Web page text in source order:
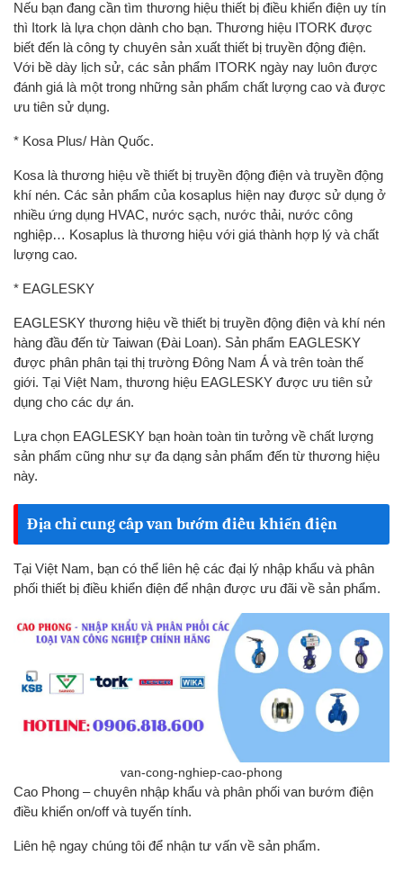
Nếu bạn đang cần tìm thương hiệu thiết bị điều khiển điện uy tín
thì Itork là lựa chọn dành cho bạn. Thương hiệu ITORK được
biết đến là công ty chuyên sản xuất thiết bị truyền động điện.
Với bề dày lịch sử, các sản phẩm ITORK ngày nay luôn được
đánh giá là một trong những sản phẩm chất lượng cao và được
ưu tiên sử dụng.
* Kosa Plus/ Hàn Quốc.
Kosa là thương hiệu về thiết bị truyền động điện và truyền động
khí nén. Các sản phẩm của kosaplus hiện nay được sử dụng ở
nhiều ứng dụng HVAC, nước sạch, nước thải, nước công
nghiệp… Kosaplus là thương hiệu với giá thành hợp lý và chất
lượng cao.
* EAGLESKY
EAGLESKY thương hiệu về thiết bị truyền động điện và khí nén
hàng đầu đến từ Taiwan (Đài Loan). Sản phẩm EAGLESKY
được phân phân tại thị trường Đông Nam Á và trên toàn thế
giới. Tại Việt Nam, thương hiệu EAGLESKY được ưu tiên sử
dụng cho các dự án.
Lựa chọn EAGLESKY bạn hoàn toàn tin tưởng về chất lượng
sản phẩm cũng như sự đa dạng sản phẩm đến từ thương hiệu
này.
Địa chỉ cung cấp van bướm điều khiển điện
Tại Việt Nam, bạn có thể liên hệ các đại lý nhập khẩu và phân
phối thiết bị điều khiển điện để nhận được ưu đãi về sản phẩm.
van-cong-nghiep-cao-phong
Cao Phong – chuyên nhập khẩu và phân phối van bướm điện
điều khiển on/off và tuyến tính.
Liên hệ ngay chúng tôi để nhận tư vấn về sản phẩm.